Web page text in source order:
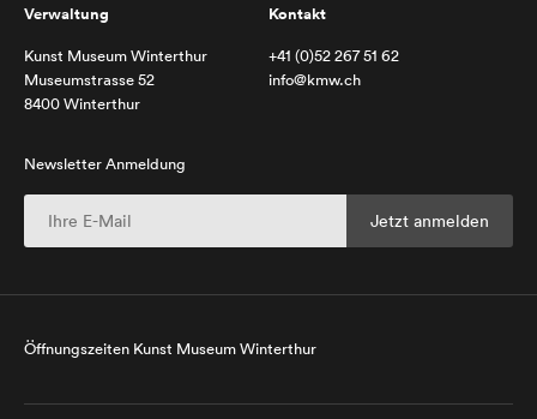
Verwaltung
Kunst Museum Winterthur
Museumstrasse 52
8400 Winterthur
Kontakt
+41 (0)52 267 51 62
info@kmw.ch
Newsletter Anmeldung
Öffnungszeiten Kunst Museum Winterthur